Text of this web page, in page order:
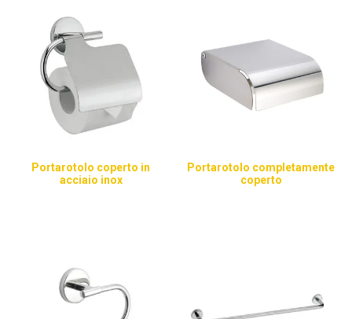
Portarotolo coperto in
acciaio inox
Portarotolo completamente
coperto